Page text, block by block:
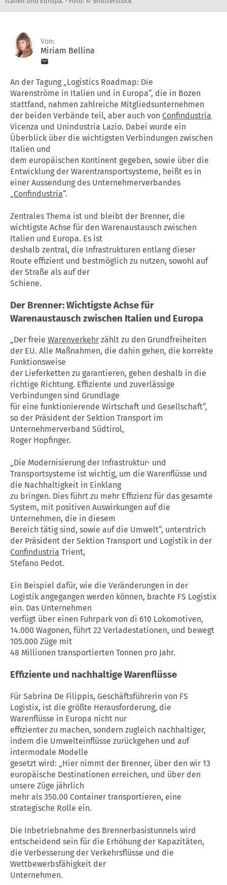
Von:
Miriam Bellina
An der Tagung „Logistics Roadmap: Die
Warenströme in Italien und in Europa“, die in Bozen
stattfand, nahmen zahlreiche Mitgliedsunternehmen
der beiden Verbände teil, aber auch von Confindustria
Vicenza und Unindustria Lazio. Dabei wurde ein
Überblick über die wichtigsten Verbindungen zwischen
Italien und
dem europäischen Kontinent gegeben, sowie über die
Entwicklung der Warentransportsysteme, heißt es in
einer Aussendung des Unternehmerverbandes
„Confindustria“.
Zentrales Thema ist und bleibt der Brenner, die
wichtigste Achse für den Warenaustausch zwischen
Italien und Europa. Es ist
deshalb zentral, die Infrastrukturen entlang dieser
Route effizient und bestmöglich zu nutzen, sowohl auf
der Straße als auf der
Schiene.
Der Brenner: Wichtigste Achse für
Warenaustausch zwischen Italien und Europa
„Der freie Warenverkehr zählt zu den Grundfreiheiten
der EU. Alle Maßnahmen, die dahin gehen, die korrekte
Funktionsweise
der Lieferketten zu garantieren, gehen deshalb in die
richtige Richtung. Effiziente und zuverlässige
Verbindungen sind Grundlage
für eine funktionierende Wirtschaft und Gesellschaft“,
so der Präsident der Sektion Transport im
Unternehmerverband Südtirol,
Roger Hopfinger.
„Die Modernisierung der Infrastruktur- und
Transportsysteme ist wichtig, um die Warenflüsse und
die Nachhaltigkeit in Einklang
zu bringen. Dies führt zu mehr Effizienz für das gesamte
System, mit positiven Auswirkungen auf die
Unternehmen, die in diesem
Bereich tätig sind, sowie auf die Umwelt“, unterstrich
der Präsident der Sektion Transport und Logistik in der
Confindustria Trient,
Stefano Pedot.
Ein Beispiel dafür, wie die Veränderungen in der
Logistik angegangen werden können, brachte FS Logistix
ein. Das Unternehmen
verfügt über einen Fuhrpark von di 610 Lokomotiven,
14.000 Wagonen, führt 22 Verladestationen, und bewegt
105.000 Züge mit
48 Millionen transportierten Tonnen pro Jahr.
Effiziente und nachhaltige Warenflüsse
Für Sabrina De Filippis, Geschäftsführerin von FS
Logistix, ist die größte Herausforderung, die
Warenflüsse in Europa nicht nur
effizienter zu machen, sondern zugleich nachhaltiger,
indem die Umwelteinflüsse zurückgehen und auf
intermodale Modelle
gesetzt wird: „Hier nimmt der Brenner, über den wir 13
europäische Destinationen erreichen, und über den
unsere Züge jährlich
mehr als 350.00 Container transportieren, eine
strategische Rolle ein.
Die Inbetriebnahme des Brennerbasistunnels wird
entscheidend sein für die Erhöhung der Kapazitäten,
die Verbesserung der Verkehrsflüsse und die
Wettbewerbsfähigkeit der
Unternehmen.